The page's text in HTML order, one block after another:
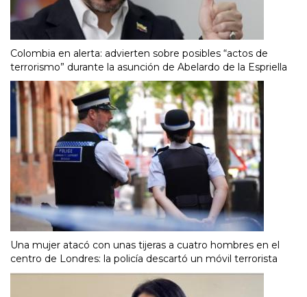
Colombia en alerta: advierten sobre posibles “actos de
terrorismo” durante la asunción de Abelardo de la Espriella
Una mujer atacó con unas tijeras a cuatro hombres en el
centro de Londres: la policía descartó un móvil terrorista